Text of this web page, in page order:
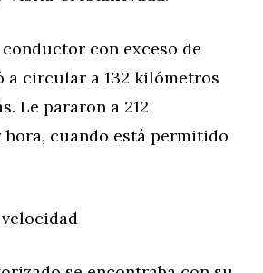
con exceso de
a circular a 132 kilómetros
Le pararon a 212
cuando está permitido